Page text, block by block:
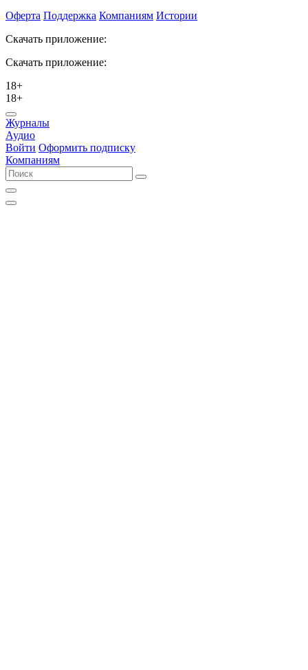
Оферта Поддержка Компаниям Истории
Скачать приложение:
Скачать приложение:
18+
18+
Журналы
Аудио
Войти Оформить подписку
Компаниям